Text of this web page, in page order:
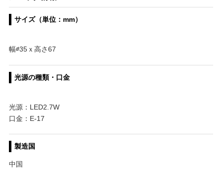
サイズ（単位：mm）
幅∅35ｘ高さ67
光源の種類・口金
光源：LED2.7W
口金：E-17
製造国
中国